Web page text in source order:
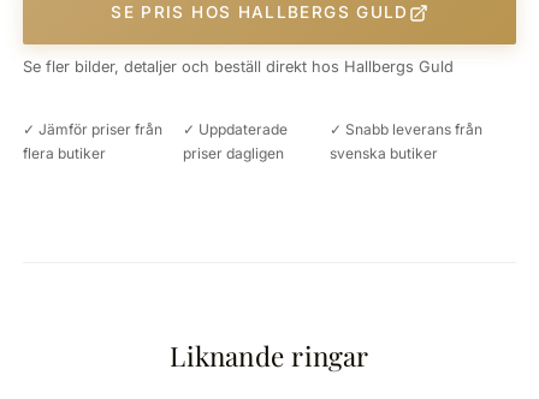
SE PRIS HOS HALLBERGS GULD
Se fler bilder, detaljer och beställ direkt hos Hallbergs Guld
✓ Jämför priser från
flera butiker
✓ Uppdaterade
priser dagligen
✓ Snabb leverans från
svenska butiker
Liknande ringar